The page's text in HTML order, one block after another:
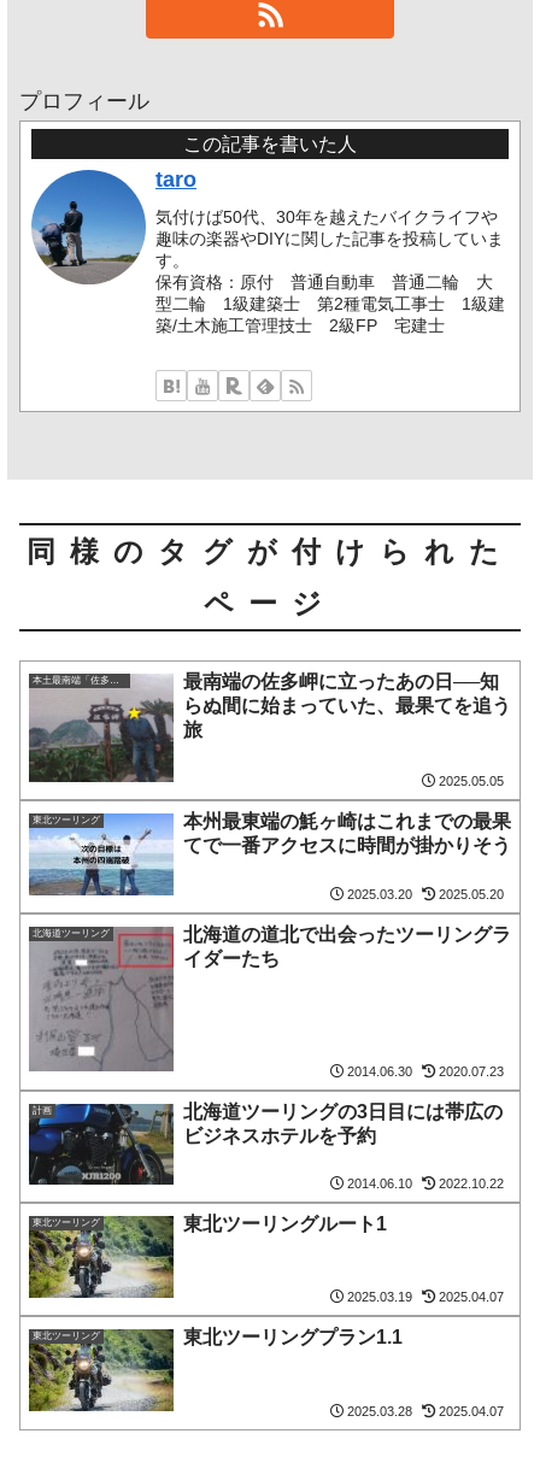
プロフィール
この記事を書いた人
taro
気付けば50代、30年を越えたバイクライフや
趣味の楽器やDIYに関した記事を投稿していま
す。
保有資格：原付 普通自動車 普通二輪 大
型二輪 1級建築士 第2種電気工事士 1級建
築/土木施工管理技士 2級FP 宅建士
同様のタグが付けられた
ページ
本土最南端「佐多岬」
最南端の佐多岬に立ったあの日──知
らぬ間に始まっていた、最果てを追う
旅
2025.05.05
東北ツーリング
本州最東端の魹ヶ崎はこれまでの最果
てで一番アクセスに時間が掛かりそう
2025.03.20 2025.05.20
北海道ツーリング
北海道の道北で出会ったツーリングラ
イダーたち
2014.06.30 2020.07.23
計画
北海道ツーリングの3日目には帯広の
ビジネスホテルを予約
2014.06.10 2022.10.22
東北ツーリング 東北ツーリングルート1
2025.03.19 2025.04.07
東北ツーリング 東北ツーリングプラン1.1
2025.03.28 2025.04.07